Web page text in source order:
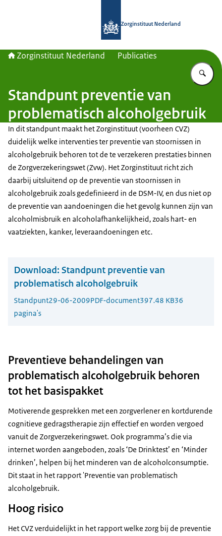
Zorginstituut Nederland
Zorginstituut Nederland Publicaties
Standpunt preventie van
problematisch alcoholgebruik
In dit standpunt maakt het Zorginstituut (voorheen CVZ)
duidelijk welke interventies ter preventie van stoornissen in
alcoholgebruik behoren tot de te verzekeren prestaties binnen
de Zorgverzekeringswet (Zvw). Het Zorginstituut richt zich
daarbij uitsluitend op de preventie van stoornissen in
alcoholgebruik zoals gedefinieerd in de DSM-IV, en dus niet op
de preventie van aandoeningen die het gevolg kunnen zijn van
alcoholmisbruik en alcoholafhankelijkheid, zoals hart- en
vaatziekten, kanker, leveraandoeningen etc.
Download: Standpunt preventie van
problematisch alcoholgebruik
Standpunt29-06-2009PDF-document397.48 KB36
pagina's
Preventieve behandelingen van
problematisch alcoholgebruik behoren
tot het basispakket
Motiverende gesprekken met een zorgverlener en kortdurende
cognitieve gedragstherapie zijn effectief en worden vergoed
vanuit de Zorgverzekeringswet. Ook programma’s die via
internet worden aangeboden, zoals ‘De Drinktest’ en ‘Minder
drinken’, helpen bij het minderen van de alcoholconsumptie.
Dit staat in het rapport 'Preventie van problematisch
alcoholgebruik.
Hoog risico
Het CVZ verduidelijkt in het rapport welke zorg bij de preventie